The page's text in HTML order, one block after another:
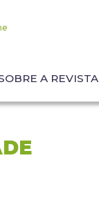
A REVISTA